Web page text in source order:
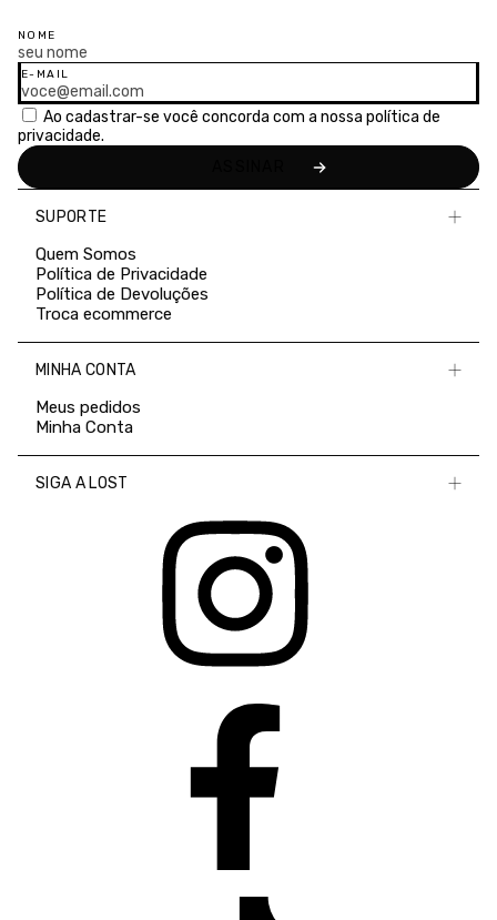
NOME
E-MAIL
Ao cadastrar-se você concorda com a nossa política de
privacidade.
SUPORTE
Quem Somos
Política de Privacidade
Política de Devoluções
Troca ecommerce
MINHA CONTA
Meus pedidos
Minha Conta
SIGA A LOST